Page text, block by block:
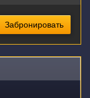
Забронировать